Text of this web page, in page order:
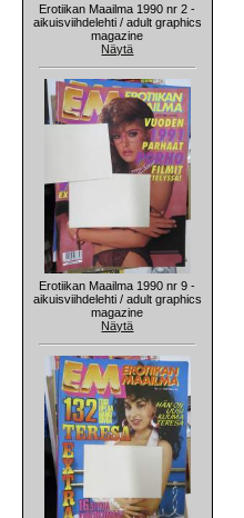
Erotiikan Maailma 1990 nr 2 -
aikuisviihdelehti / adult graphics
magazine
Näytä
Erotiikan Maailma 1990 nr 9 -
aikuisviihdelehti / adult graphics
magazine
Näytä